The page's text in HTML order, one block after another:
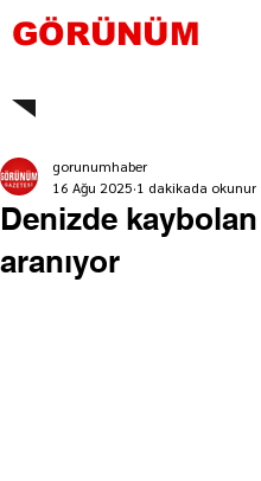
GÖRÜNÜM
Denizde
aranıyor
gorunumhaber
16 Ağu 2025 1 dakikada okunur